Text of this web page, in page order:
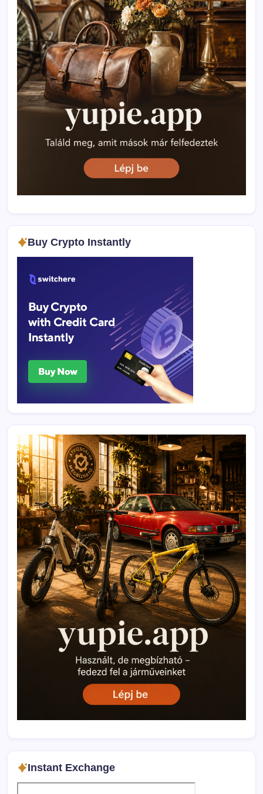
Buy Crypto Instantly
Instant Exchange